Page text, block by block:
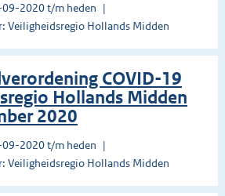
2020 t/m heden
Veiligheidsregio Hollands Midden
COVID-19
Hollands Midden
2020
2020 t/m heden
Veiligheidsregio Hollands Midden